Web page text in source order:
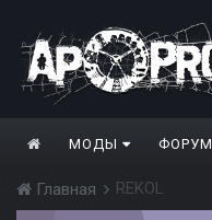
МОДЫ ФОРУМ
Главная REKOL